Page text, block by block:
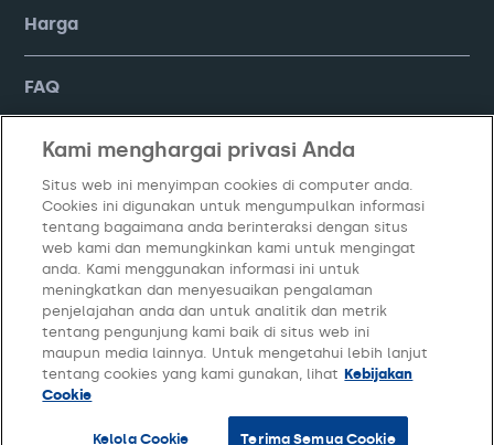
Harga
FAQ
Company
Kebijakan Privasi Syarat dan Ketentuan Kelola Cookie
Kami menghargai privasi Anda
Situs web ini menyimpan cookies di computer anda.
Cookies ini digunakan untuk mengumpulkan informasi
tentang bagaimana anda berinteraksi dengan situs
web kami dan memungkinkan kami untuk mengingat
anda. Kami menggunakan informasi ini untuk
meningkatkan dan menyesuaikan pengalaman
penjelajahan anda dan untuk analitik dan metrik
tentang pengunjung kami baik di situs web ini
maupun media lainnya. Untuk mengetahui lebih lanjut
tentang cookies yang kami gunakan, lihat Kebijakan
Cookie
Kelola Cookie Terima Semua Cookie